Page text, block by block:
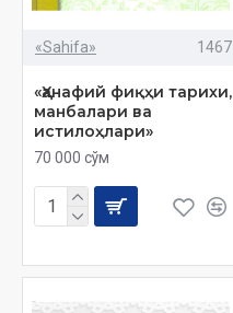
«Sahifa» 1467
«Ҳанафий фиқҳи тарихи,
манбалари ва
истилоҳлари»
70 000 сўм